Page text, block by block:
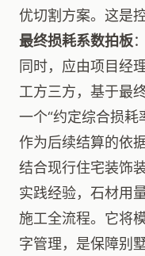
优切割方案。这是
最终损耗系数拍板
同时，应由项目经
工方三方，基于最
一个“约定综合损耗
作为后续结算的依
结合现行住宅装饰
实践经验，石材用
施工全流程。它将
字管理，是保障别